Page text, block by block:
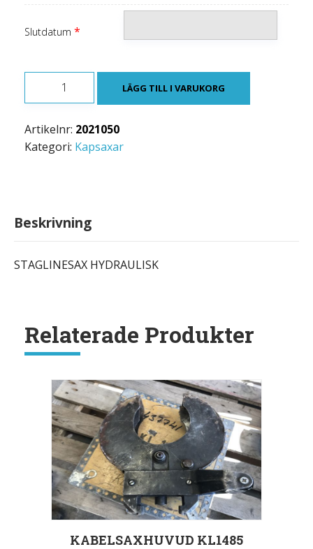
Slutdatum *
STAGLINESAX
20
mängd
LÄGG TILL I VARUKORG
Artikelnr: 2021050
Kategori: Kapsaxar
Beskrivning
STAGLINESAX HYDRAULISK
Relaterade Produkter
KABELSAXHUVUD KL1485